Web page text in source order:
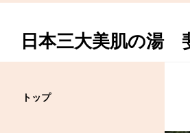
日本三大美肌の湯
トップ